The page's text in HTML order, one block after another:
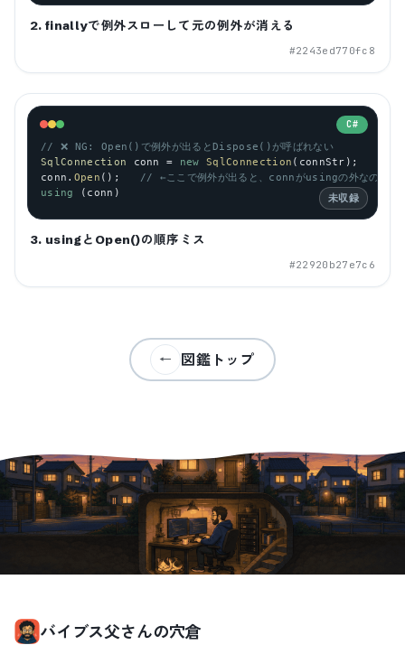
2. finallyで例外スローして元の例外が消える
#2243ed770fc8
C#
// ❌ NG: Open()で例外が出るとDispose()が呼ばれない
SqlConnection
conn = new SqlConnection ( connStr );
conn . Open (); // ←ここで例外が出ると、connがusingの外なので
using
( conn ) 未収録
3. usingとOpen()の順序ミス
#22920b27e7c6
← 図鑑トップ
バイブス父さんの穴倉